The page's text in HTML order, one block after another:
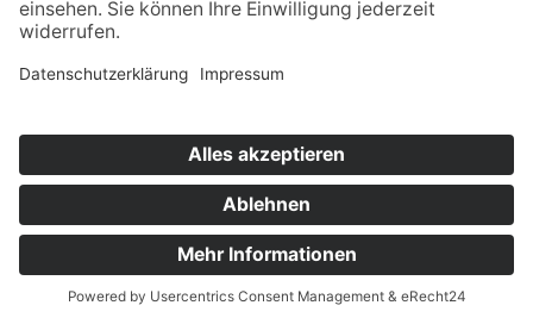
Tag der Pflegenden: Aktionswochen für mehr
der Bundesverband wir pflegen e.V. an die Länder
Aktionswochen für pflegende Angehörige einzuführen
– nach dem Beispiel der „Woche der pflegenden